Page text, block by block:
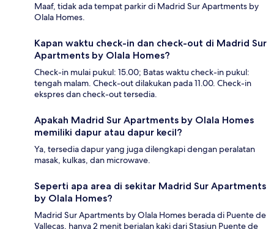
Maaf, tidak ada tempat parkir di Madrid Sur Apartments by
Olala Homes.
Kapan waktu check-in dan check-out di Madrid Sur
Apartments by Olala Homes?
Check-in mulai pukul: 15.00; Batas waktu check-in pukul:
tengah malam. Check-out dilakukan pada 11.00. Check-in
ekspres dan check-out tersedia.
Apakah Madrid Sur Apartments by Olala Homes
memiliki dapur atau dapur kecil?
Ya, tersedia dapur yang juga dilengkapi dengan peralatan
masak, kulkas, dan microwave.
Seperti apa area di sekitar Madrid Sur Apartments
by Olala Homes?
Madrid Sur Apartments by Olala Homes berada di Puente de
Vallecas, hanya 2 menit berjalan kaki dari Stasiun Puente de